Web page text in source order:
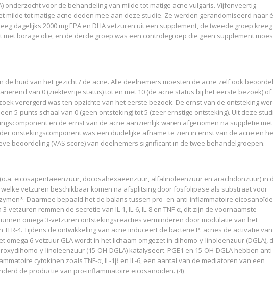
onderzocht voor de behandeling van milde tot matige acne vulgaris. Vijfenveertig
milde tot matige acne deden mee aan deze studie. Ze werden gerandomiseerd naar
dagelijks 2000 mg EPA en DHA vetzuren uit een supplement, de tweede groep kreeg
met borage olie, en de derde groep was een controlegroep die geen supplement
huid van het gezicht / de acne. Alle deelnemers moesten de acne zelf ook
van 0 (ziektevrije status) tot en met 10 (de acne status bij het eerste bezoek)
verergerd was ten opzichte van het eerste bezoek. De ernst van de ontsteking
5-punts schaal van 0 (geen ontsteking) tot 5 (zeer ernstige ontsteking). Uit deze
en de ernst van de acne aanzienlijk waren afgenomen na suppletie met
onstekingscomponent was een duidelijke afname te zien in ernst van de acne en
beoordeling (VAS score) van deelnemers significant in de twee behandelgroepen.
eicosapentaeenzuur, docosahexaeenzuur, alfalinoleenzuur en arachidonzuur) in
vetzuren beschikbaar komen na afsplitsing door fosfolipase als substraat voor
Daarmee bepaald het de balans tussen pro- en anti-inflammatoire
remmen de secretie van IL-1, IL-6, IL-8 en TNF-α, dit zijn de voornaamste
omega 3-vetzuren ontstekingsreacties verminderen door modulatie van het
4. Tijdens de ontwikkeling van acne induceert de bacterie P. acnes de activatie van
omega 6-vetzuur GLA wordt in het lichaam omgezet in dihomo-y-linoleenzuur (DGLA),
y-linoleenzuur (15-OH-DGLA) katalyseert. PGE1 en 15-OH-DGLA hebben
cytokinen zoals TNF-α, IL-1β en IL-6, een aantal van de mediatoren van een
de productie van pro-inflammatoire eicosanoïden. (4)